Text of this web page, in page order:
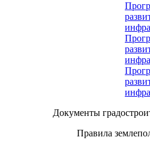
Документы
Правила